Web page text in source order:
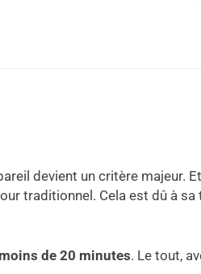
devient un critère majeur.
traditionnel. Cela est dû à sa
moins de 20 minutes. Le tout,